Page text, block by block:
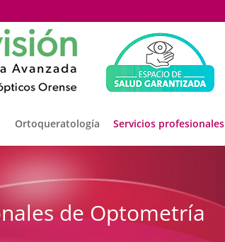
Ortoqueratología Servicios profesionales
de Optometría